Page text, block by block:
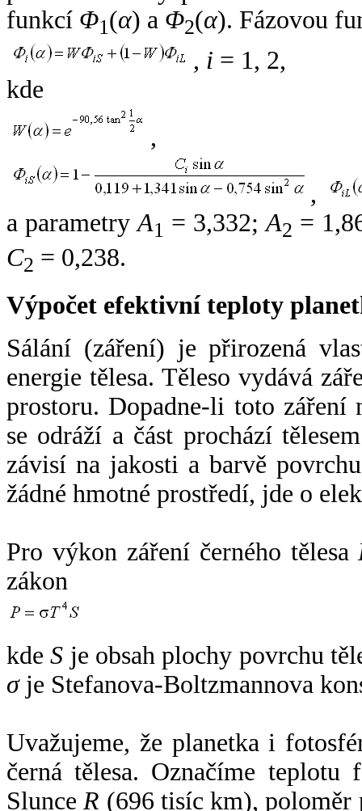
funkcí Φ1(α) a Φ2(α). Fázovou
, i = 1, 2,
kde
,
,
a parametryA1 = 3,332;A2 =
C2 = 0,238.
Výpočet efektivní teploty
Sálání (záření) je přirozená
energie tělesa. Těleso vydává
prostoru. Dopadne-li toto záření
se odráží a část prochází
závisí na jakosti a barvě
žádné hmotné prostředí, jde o
Pro výkon záření černého tělesa
zákon
kdeS je obsah plochy povrchu
σje Stefanova-Boltzmannova
Uvažujeme, že planetka i
černá tělesa. Označíme
SlunceR (696 tisíc km),